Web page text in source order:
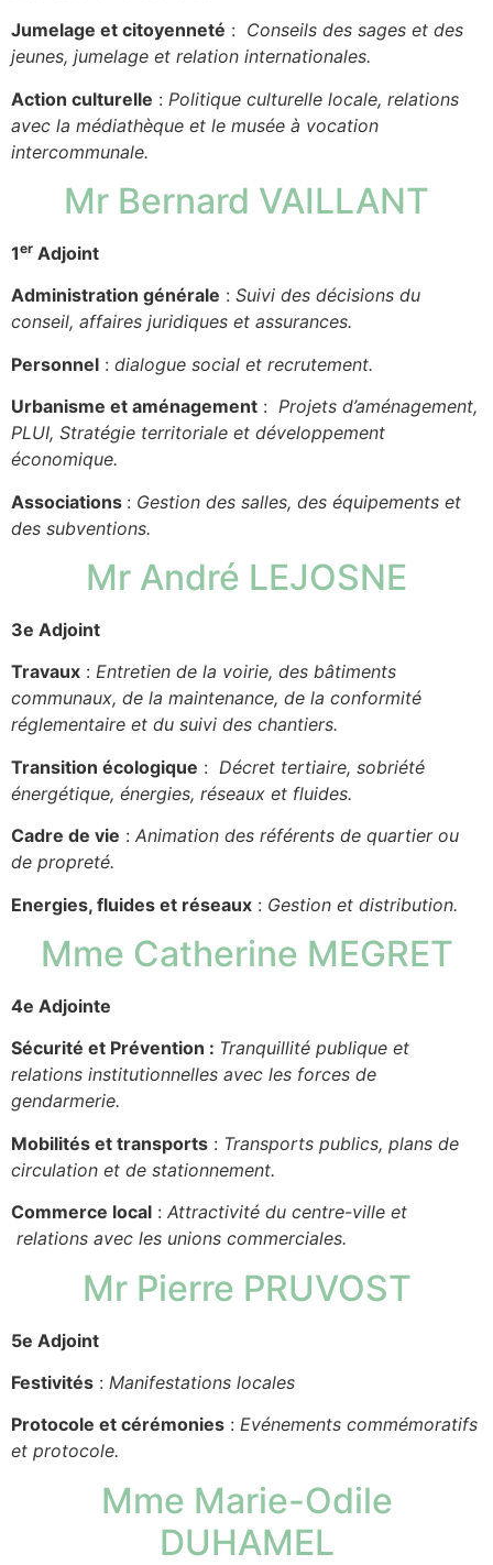
Jumelage et citoyenneté : Conseils des sages et des
jeunes, jumelage et relation internationales.
Action culturelle : Politique culturelle locale, relations
avec la médiathèque et le musée à vocation
intercommunale.
Mr Bernard VAILLANT
1er Adjoint
Administration générale : Suivi des décisions du
conseil, affaires juridiques et assurances.
Personnel : dialogue social et recrutement.
Urbanisme et aménagement : Projets d’aménagement,
PLUI, Stratégie territoriale et développement
économique.
Associations : Gestion des salles, des équipements et
des subventions.
Mr André LEJOSNE
3e Adjoint
Travaux : Entretien de la voirie, des bâtiments
communaux, de la maintenance, de la conformité
réglementaire et du suivi des chantiers.
Transition écologique : Décret tertiaire, sobriété
énergétique, énergies, réseaux et fluides.
Cadre de vie : Animation des référents de quartier ou
de propreté.
Energies, fluides et réseaux : Gestion et distribution.
Mme Catherine MEGRET
4e Adjointe
Sécurité et Prévention : Tranquillité publique et
relations institutionnelles avec les forces de
gendarmerie.
Mobilités et transports : Transports publics, plans de
circulation et de stationnement.
Commerce local : Attractivité du centre-ville et
relations avec les unions commerciales.
Mr Pierre PRUVOST
5e Adjoint
Festivités : Manifestations locales
Protocole et cérémonies : Evénements commémoratifs
et protocole.
Mme Marie-Odile
DUHAMEL